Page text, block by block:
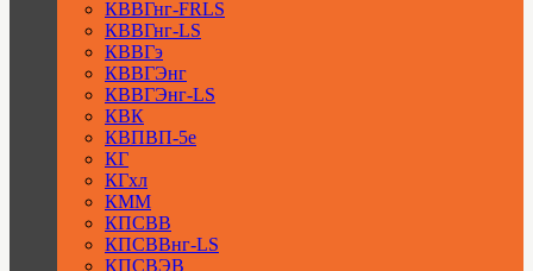
КВВГнг-FRLS
КВВГнг-LS
КВВГэ
КВВГЭнг
КВВГЭнг-LS
КВК
КВПВП-5е
КГ
КГхл
КММ
КПСВВ
КПСВВнг-LS
КПСВЭВ